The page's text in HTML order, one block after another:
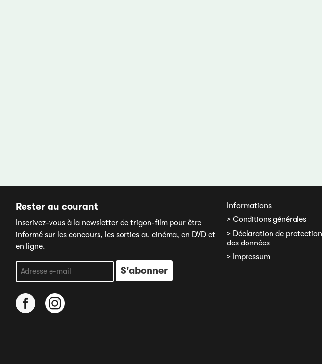
Rester au courant
Inscrivez-vous à la newsletter de trigon-film pour être
informé sur les concours, les sorties au cinéma, en DVD et
en ligne.
Informations
> Conditions générales
> Déclaration de protection
des données
> Impressum